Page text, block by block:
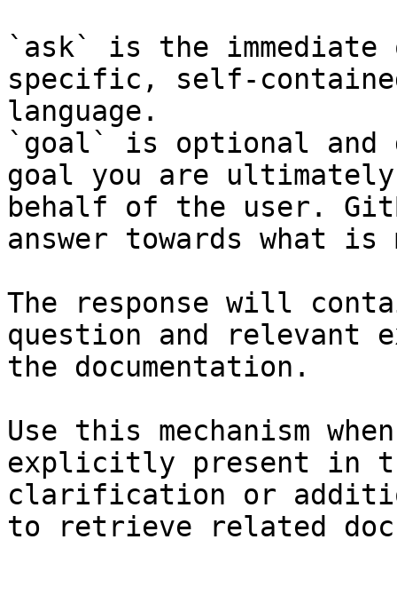
`ask` is the
specific, self-
language.
`goal` is optional and
goal you are
behalf of the user.
answer towards what
The response will
question and relevant
the documentation.
Use this mechanism
explicitly present in
clarification or